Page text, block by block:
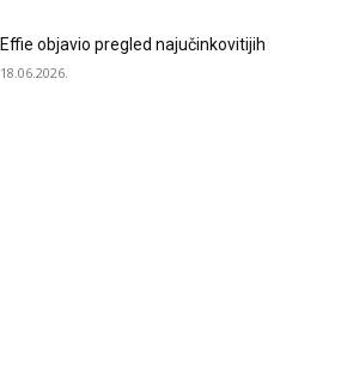
Effie objavio pregled najučinkovitijih
18.06.2026.